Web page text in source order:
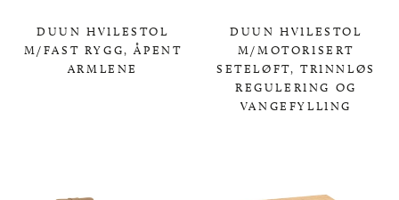
DUUN HVILESTOL
M/FAST RYGG, ÅPENT
ARMLENE
DUUN HVILESTOL
M/MOTORISERT
SETELØFT, TRINNLØS
REGULERING OG
VANGEFYLLING